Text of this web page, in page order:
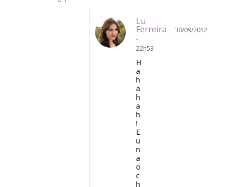
Lu
Ferreira
30/09/2012
-
22h53
H
a
h
a
h
a
h
!
E
u
n
ã
o
c
h